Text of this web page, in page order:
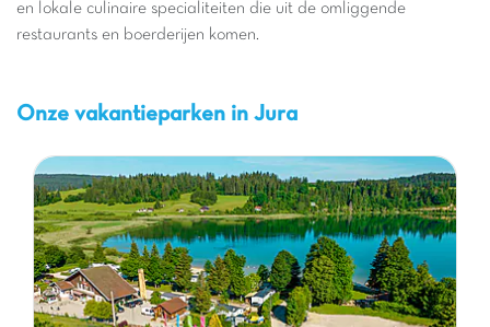
en lokale culinaire specialiteiten die uit de omliggende
restaurants en boerderijen komen.
Onze vakantieparken in Jura